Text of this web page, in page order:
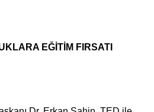
EĞİTİM FIRSATI